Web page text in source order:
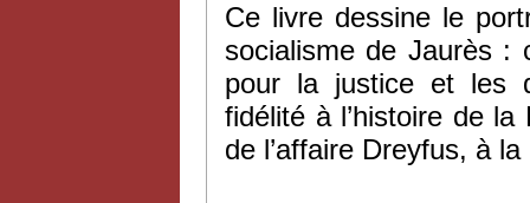
Ce livre dessine le
socialisme de Jaurès :
pour la justice et les
fidélité à l’histoire de
de l’affaire Dreyfus, à